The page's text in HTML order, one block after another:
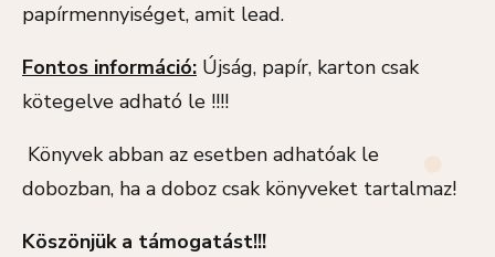
papírmennyiséget, amit lead.
Fontos információ: Újság, papír, karton csak
kötegelve adható le !!!!
Könyvek abban az esetben adhatóak le
dobozban, ha a doboz csak könyveket tartalmaz!
Köszönjük a támogatást!!!